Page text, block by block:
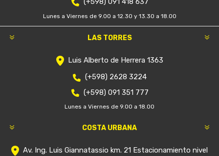
Lunes a Viernes de 9.00 a 12.30 y 13.30 a 18.00
LAS TORRES
Luis Alberto de Herrera 1363
(+598) 2628 3224
(+598) 091 351 777
Lunes a Viernes de 9.00 a 18.00
COSTA URBANA
Av. Ing. Luis Giannatassio km. 21 Estacionamiento nivel